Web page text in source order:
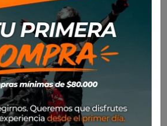
por marca
Más nuevos
1-1 de 1 artículo(s)